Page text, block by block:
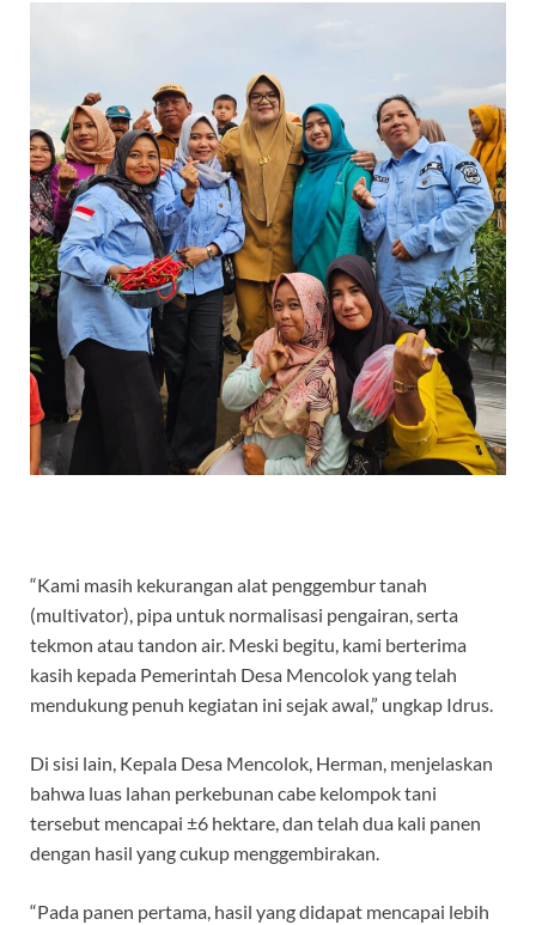
“Kami masih kekurangan alat penggembur tanah
(multivator), pipa untuk normalisasi pengairan, serta
tekmon atau tandon air. Meski begitu, kami berterima
kasih kepada Pemerintah Desa Mencolok yang telah
mendukung penuh kegiatan ini sejak awal,” ungkap Idrus.
Di sisi lain, Kepala Desa Mencolok, Herman, menjelaskan
bahwa luas lahan perkebunan cabe kelompok tani
tersebut mencapai ±6 hektare, dan telah dua kali panen
dengan hasil yang cukup menggembirakan.
“Pada panen pertama, hasil yang didapat mencapai lebih